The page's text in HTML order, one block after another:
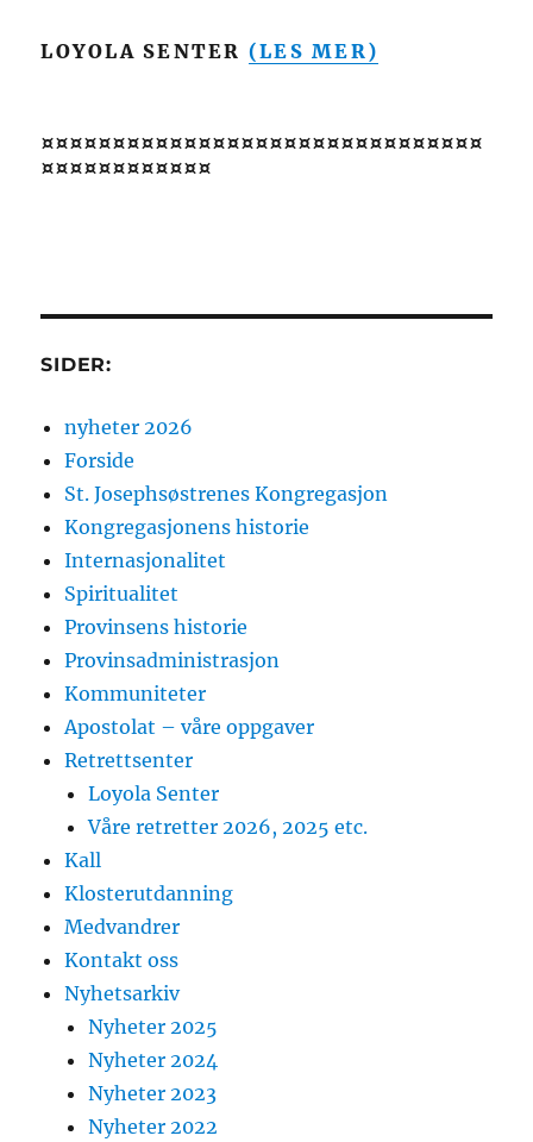
LOYOLA SENTER (LES MER)
¤¤¤¤¤¤¤¤¤¤¤¤¤¤¤¤¤¤¤¤¤¤¤¤¤¤¤¤¤¤¤
¤¤¤¤¤¤¤¤¤¤¤¤
SIDER:
nyheter 2026
Forside
St. Josephsøstrenes Kongregasjon
Kongregasjonens historie
Internasjonalitet
Spiritualitet
Provinsens historie
Provinsadministrasjon
Kommuniteter
Apostolat – våre oppgaver
Retrettsenter
Loyola Senter
Våre retretter 2026, 2025 etc.
Kall
Klosterutdanning
Medvandrer
Kontakt oss
Nyhetsarkiv
Nyheter 2025
Nyheter 2024
Nyheter 2023
Nyheter 2022